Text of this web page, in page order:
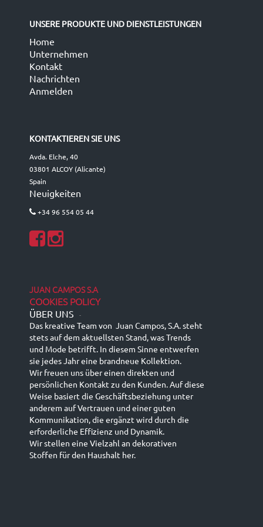
UNSERE PRODUKTE UND DIENSTLEISTUNGEN
Home
Unternehmen
Kontakt
Nachrichten
Anmelden
KONTAKTIEREN SIE UNS
Avda. Elche, 40
03801 ALCOY (Alicante)
Spain
Neuigkeiten
+34 96 554 05 44
JUAN CAMPOS S.A
COOKIES POLICY
ÜBER UNS -
Das kreative Team von Juan Campos, S.A. steht
stets auf dem aktuellsten Stand, was Trends
und Mode betrifft. In diesem Sinne entwerfen
sie jedes Jahr eine brandneue Kollektion.
Wir freuen uns über einen direkten und
persönlichen Kontakt zu den Kunden. Auf diese
Weise basiert die Geschäftsbeziehung unter
anderem auf Vertrauen und einer guten
Kommunikation, die ergänzt wird durch die
erforderliche Effizienz und Dynamik.
Wir stellen eine Vielzahl an dekorativen
Stoffen für den Haushalt her.